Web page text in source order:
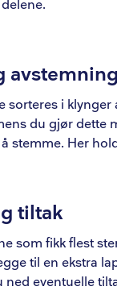
avstemning
sorteres i
du gjør dette
stemme. Her
tiltak
som fikk flest
til en ekstra
eventuelle